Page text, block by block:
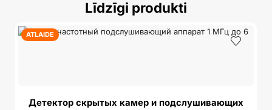
Līdzīgi produkti
ATLAIDE
Детектор скрытых камер и подслушивающих